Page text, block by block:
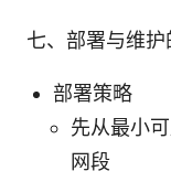
七、部署与维
部署策略
先从最小
网段